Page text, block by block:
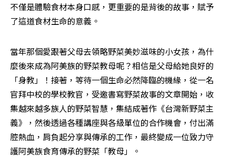
不僅是體驗食材本身口感，更重要的是背後的故事，賦予
了這道食材生命的意義。
當年那個愛跟著父母去領略野菜美妙滋味的小女孩，為什
麼後來成為阿美族的野菜教母呢？相信是父母給她良好的
「身教」！接著，等待一個生命必然降臨的機緣，從一名
官拜中校的學校教官，受邀書寫野菜故事的文章開始，收
集越來越多族人的野菜智慧，集結成著作《台灣新野菜主
義》，然後透過各種講座與各級單位的合作機會，付出滿
腔熱血，肩負起分享與傳承的工作，最終變成一位致力守
護阿美族食育傳承的野菜「教母」。